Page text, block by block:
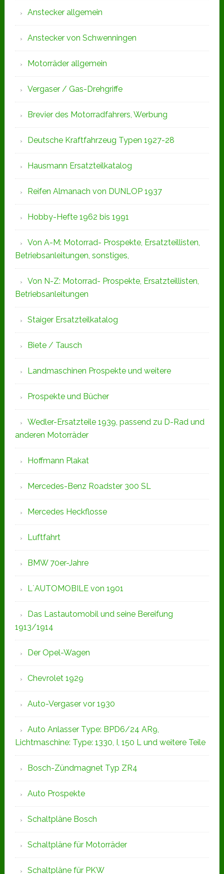
Anstecker allgemein
Anstecker von Schwenningen
Motorräder allgemein
Vergaser / Gas-Drehgriffe
Brevier des Motorradfahrers, Werbung
Deutsche Kraftfahrzeug Typen 1927-28
Hausmann Ersatzteilkatalog
Reifen Almanach von DUNLOP 1937
Hobby-Hefte 1962 bis 1991
Von A-M: Motorrad- Prospekte, Ersatzteillisten,
Betriebsanleitungen, sonstiges,
Von N-Z: Motorrad- Prospekte, Ersatzteillisten,
Betriebsanleitungen
Staiger Ersatzteilkatalog
Biete / Tausch
Landmaschinen Prospekte und weitere
Prospekte und Bücher
Wedler-Ersatzteile 1939, passend zu D-Rad und
anderen Motorräder
Hoffmann Plakat
Mercedes-Benz Roadster 300 SL
Mercedes Heckflosse
Luftfahrt
BMW 70er-Jahre
L`AUTOMOBILE von 1901
Das Lastautomobil und seine Bereifung
1913/1914
Der Opel-Wagen
Chevrolet 1929
Auto-Vergaser vor 1930
Auto Anlasser Type: BPD6/24 AR9,
Lichtmaschine: Type: 1330, I, 150 L und weitere Teile
Bosch-Zündmagnet Typ ZR4
Auto Prospekte
Schaltpläne Bosch
Schaltpläne für Motorräder
Schaltpläne für PKW